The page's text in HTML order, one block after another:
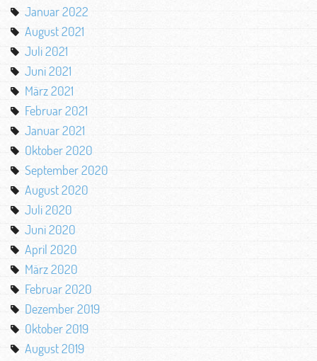
Januar 2022
August 2021
Juli 2021
Juni 2021
März 2021
Februar 2021
Januar 2021
Oktober 2020
September 2020
August 2020
Juli 2020
Juni 2020
April 2020
März 2020
Februar 2020
Dezember 2019
Oktober 2019
August 2019